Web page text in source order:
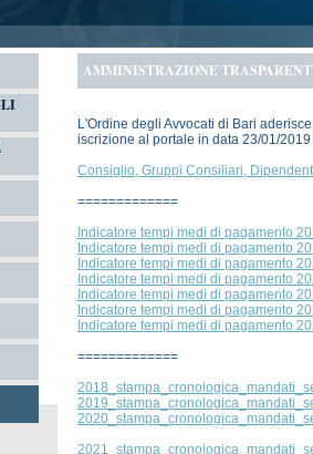
AMMINISTRAZIONE
L'Ordine degli Avvocati di Bari aderisce
iscrizione al portale in data 23/01/2019
Consiglio, Gruppi Consiliari,
=============
Indicatore tempi medi di pagamento
Indicatore tempi medi di pagamento
Indicatore tempi medi di pagamento
Indicatore tempi medi di pagamento
Indicatore tempi medi di pagamento
Indicatore tempi medi di pagamento
Indicatore tempi medi di pagamento
=============